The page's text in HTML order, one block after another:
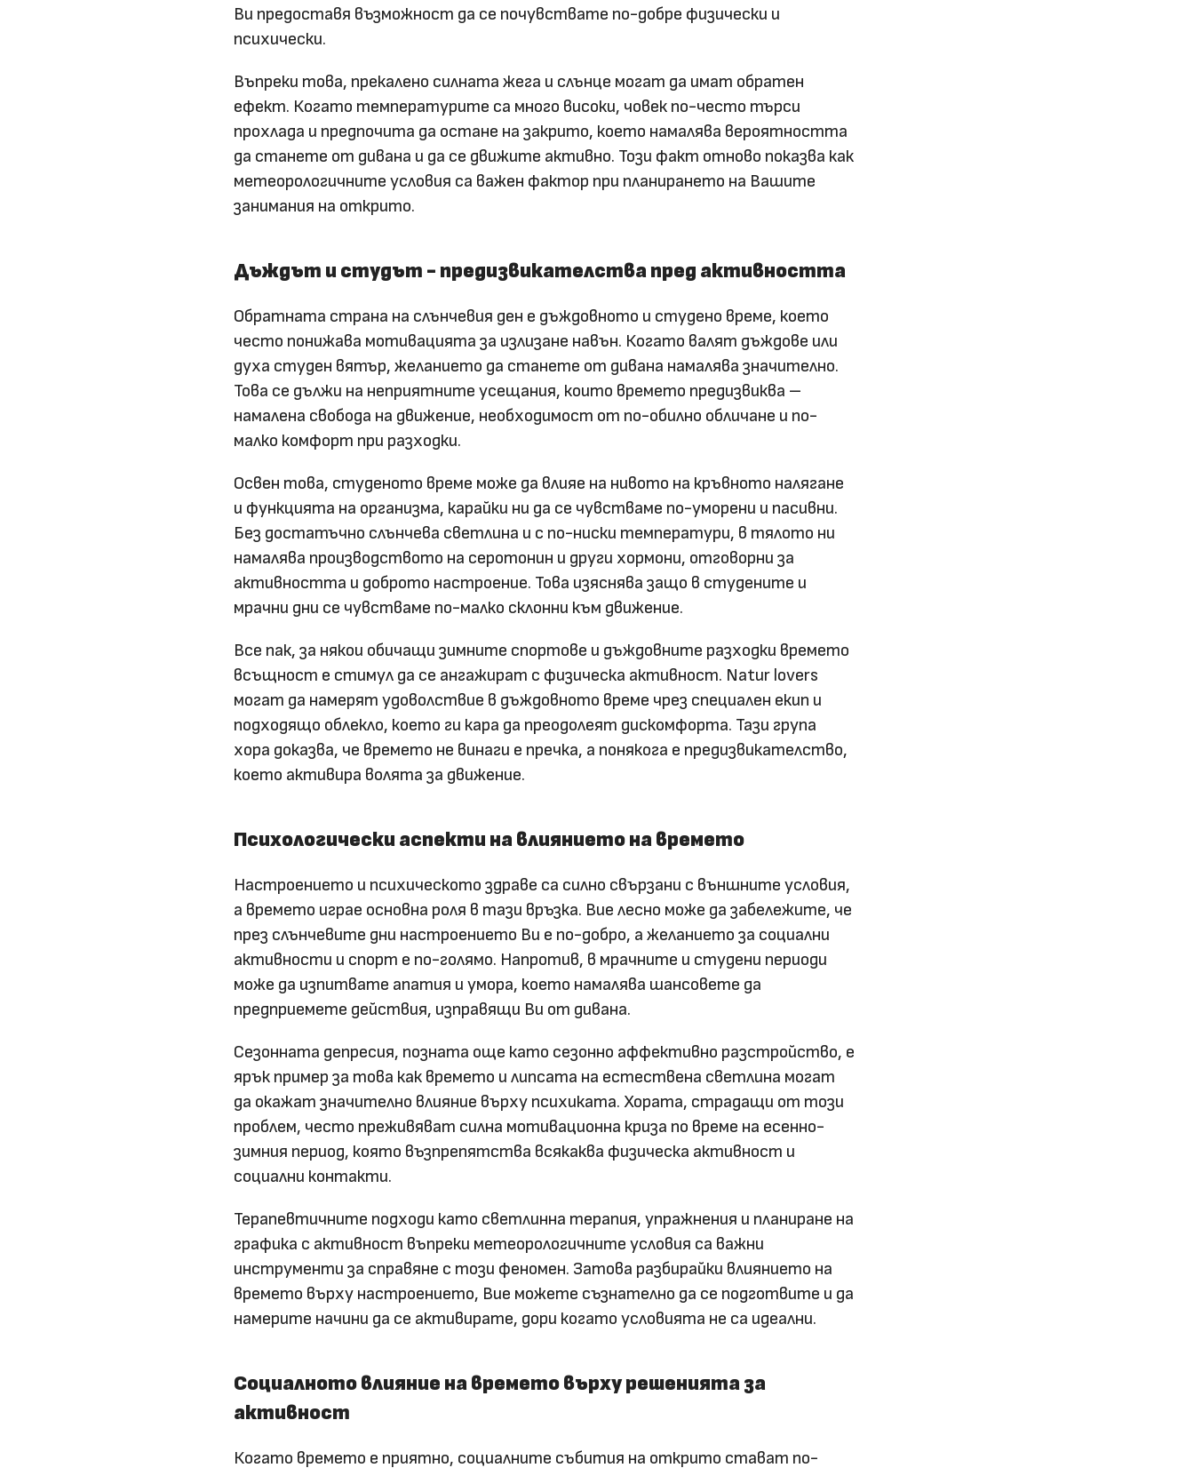
Ви предоставя възможност да се почувствате по-добре физически и
психически.
Въпреки това, прекалено силната жега и слънце могат да имат обратен
ефект. Когато температурите са много високи, човек по-често търси
прохлада и предпочита да остане на закрито, което намалява вероятността
да станете от дивана и да се движите активно. Този факт отново показва как
метеорологичните условия са важен фактор при планирането на Вашите
занимания на открито.
Дъждът и студът - предизвикателства пред активността
Обратната страна на слънчевия ден е дъждовното и студено време, което
често понижава мотивацията за излизане навън. Когато валят дъждове или
духа студен вятър, желанието да станете от дивана намалява значително.
Това се дължи на неприятните усещания, които времето предизвиква –
намалена свобода на движение, необходимост от по-обилно обличане и по-
малко комфорт при разходки.
Освен това, студеното време може да влияе на нивото на кръвното налягане
и функцията на организма, карайки ни да се чувстваме по-уморени и пасивни.
Без достатъчно слънчева светлина и с по-ниски температури, в тялото ни
намалява производството на серотонин и други хормони, отговорни за
активността и доброто настроение. Това изяснява защо в студените и
мрачни дни се чувстваме по-малко склонни към движение.
Все пак, за някои обичащи зимните спортове и дъждовните разходки времето
всъщност е стимул да се ангажират с физическа активност. Natur lovers
могат да намерят удоволствие в дъждовното време чрез специален екип и
подходящо облекло, което ги кара да преодолеят дискомфорта. Тази група
хора доказва, че времето не винаги е пречка, а понякога е предизвикателство,
което активира волята за движение.
Психологически аспекти на влиянието на времето
Настроението и психическото здраве са силно свързани с външните условия,
а времето играе основна роля в тази връзка. Вие лесно може да забележите, че
през слънчевите дни настроението Ви е по-добро, а желанието за социални
активности и спорт е по-голямо. Напротив, в мрачните и студени периоди
може да изпитвате апатия и умора, което намалява шансовете да
предприемете действия, изправящи Ви от дивана.
Сезонната депресия, позната още като сезонно аффективно разстройство, е
ярък пример за това как времето и липсата на естествена светлина могат
да окажат значително влияние върху психиката. Хората, страдащи от този
проблем, често преживяват силна мотивационна криза по време на есенно-
зимния период, която възпрепятства всякаква физическа активност и
социални контакти.
Терапевтичните подходи като светлинна терапия, упражнения и планиране на
графика с активност въпреки метеорологичните условия са важни
инструменти за справяне с този феномен. Затова разбирайки влиянието на
времето върху настроението, Вие можете съзнателно да се подготвите и да
намерите начини да се активирате, дори когато условията не са идеални.
Социалното влияние на времето върху решенията за
активност
Когато времето е приятно, социалните събития на открито стават по-